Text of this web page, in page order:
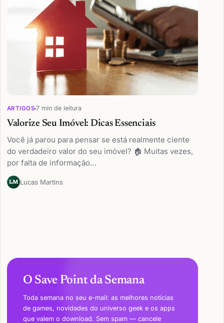
ARTIGOS 7 min de leitura
Valorize Seu Imóvel: Dicas Essenciais
Você já parou para pensar se está realmente ciente
do verdadeiro valor do seu imóvel? 🏠 Muitas vezes,
por falta de informação…
LM Lucas Martins
O Save Point da Semana
Toda semana no seu e-mail: as melhores notícias
de games, novidades do universo geek e os apps
que valem o download. Sem spam — cancele